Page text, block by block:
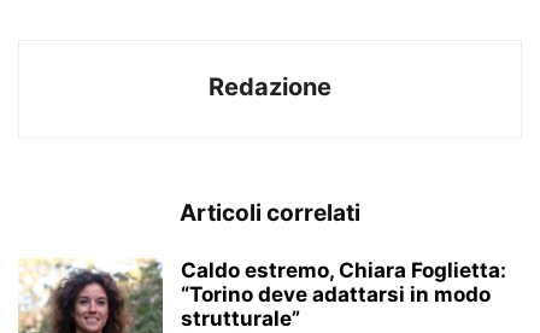
Redazione
Articoli correlati
Caldo estremo, Chiara Foglietta:
“Torino deve adattarsi in modo
strutturale”